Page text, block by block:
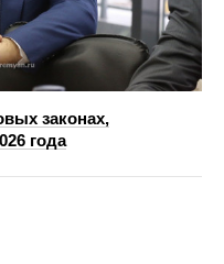
законах,
года